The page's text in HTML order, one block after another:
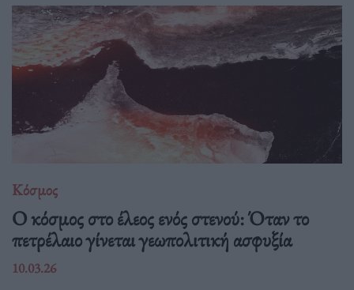
Κόσμος
Ο κόσμος στο έλεος ενός στενού: Όταν το
πετρέλαιο γίνεται γεωπολιτική ασφυξία
10.03.26